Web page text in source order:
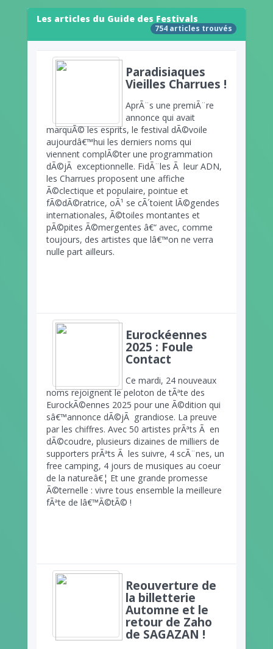
Les articles du Guide des Festivals
754 articles trouvés
Paradisiaques
Vieilles Charrues !
AprÃ¨s une premiÃ¨re
annonce qui avait
marquÃ© les esprits, le festival dÃ©voile
aujourdâ€™hui les derniers noms qui
viennent complÃ©ter une programmation
dÃ©jÃ exceptionnelle. FidÃ¨les Ã leur ADN,
les Charrues proposent une affiche
Ã©clectique et populaire, pointue et
fÃ©dÃ©ratrice, oÃ¹ se cÃ´toient lÃ©gendes
internationales, Ã©toiles montantes et
pÃ©pites Ã©mergentes â€“ avec, comme
toujours, des artistes que lâ€™on ne verra
nulle part ailleurs.
Eurockéennes
2025 : Foule
Contact
Ce mardi, 24 nouveaux
noms rejoignent le peloton de tÃªte des
EurockÃ©ennes 2025 pour une Ã©dition qui
sâ€™annonce dÃ©jÃ grandiose. La preuve
par les chiffres. Avec 50 artistes prÃªts Ã en
dÃ©coudre, plusieurs dizaines de milliers de
supporters prÃªts Ã les suivre, 4 scÃ¨nes, un
free camping, 4 jours de musiques au coeur
de la natureâ€¦ Et une grande promesse
Ã©ternelle : vivre tous ensemble la meilleure
fÃªte de lâ€™Ã©tÃ© !
Reouverture de
la billetterie
Automne et le
retour de Zaho
de SAGAZAN !